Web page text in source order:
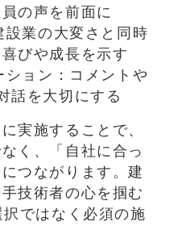
の声を前面に
業の大変さと同時
びや成長を示す
ョン：コメントや
話を大切にする
実施することで、
く、「自社に合っ
つながります。建
技術者の心を掴む
ではなく必須の施